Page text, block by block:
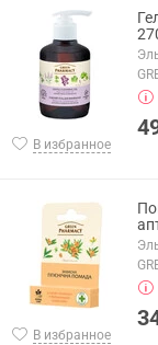
В избранное
В избранное